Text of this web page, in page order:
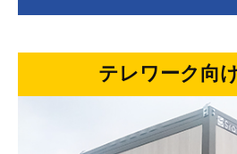
テレワーク向